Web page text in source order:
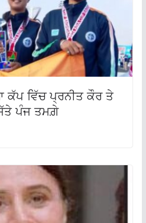
ਕੱਪ ਵਿੱਚ ਪ੍ਰਨੀਤ ਕੌਰ ਤੇ
ਪੰਜ ਤਮਗ਼ੇ